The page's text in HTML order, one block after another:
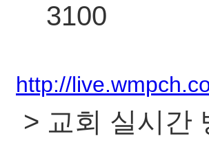
3100
http://
> 교회 실시간